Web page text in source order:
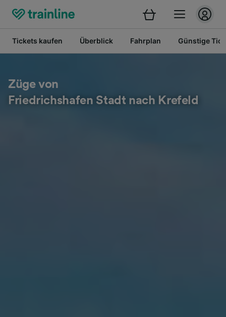
Tickets kaufen Überblick Fahrplan Günstige
Züge von
Friedrichshafen Stadt nach Krefeld